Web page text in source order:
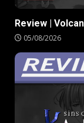
Review |
05/08/2026